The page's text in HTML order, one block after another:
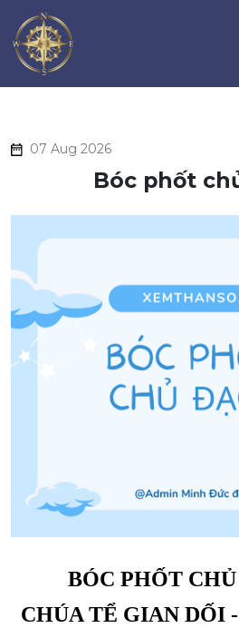
07 Aug 2026
Bóc phốt
BÓC PHỐT
CHÚA TỂ GIAN DỐI